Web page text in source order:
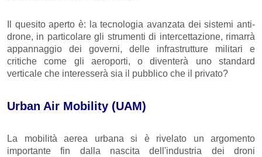
Il quesito aperto è: la tecnologia avanzata dei sistemi anti-
drone, in particolare gli strumenti di intercettazione, rimarrà
appannaggio dei governi, delle infrastrutture militari e
critiche come gli aeroporti, o diventerà uno standard
verticale che interesserà sia il pubblico che il privato?
Urban Air Mobility (UAM)
La mobilità aerea urbana si è rivelato un argomento
importante fin dalla nascita dell'industria dei droni